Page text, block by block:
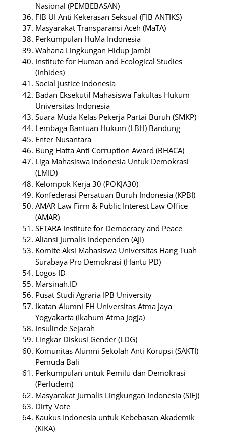
Nasional (PEMBEBASAN)
FIB UI Anti Kekerasan Seksual (FIB ANTIKS)
Masyarakat Transparansi Aceh (MaTA)
Perkumpulan HuMa Indonesia
Wahana Lingkungan Hidup Jambi
Institute for Human and Ecological Studies
(Inhides)
Social Justice Indonesia
Badan Eksekutif Mahasiswa Fakultas Hukum
Universitas Indonesia
Suara Muda Kelas Pekerja Partai Buruh (SMKP)
Lembaga Bantuan Hukum (LBH) Bandung
Enter Nusantara
Bung Hatta Anti Corruption Award (BHACA)
Liga Mahasiswa Indonesia Untuk Demokrasi
(LMID)
Kelompok Kerja 30 (POKJA30)
Konfederasi Persatuan Buruh Indonesia (KPBI)
AMAR Law Firm & Public Interest Law Office
(AMAR)
SETARA Institute for Democracy and Peace
Aliansi Jurnalis Independen (AJI)
Komite Aksi Mahasiswa Universitas Hang Tuah
Surabaya Pro Demokrasi (Hantu PD)
Logos ID
Marsinah.ID
Pusat Studi Agraria IPB University
Ikatan Alumni FH Universitas Atma Jaya
Yogyakarta (Ikahum Atma Jogja)
Insulinde Sejarah
Lingkar Diskusi Gender (LDG)
Komunitas Alumni Sekolah Anti Korupsi (SAKTI)
Pemuda Bali
Perkumpulan untuk Pemilu dan Demokrasi
(Perludem)
Masyarakat Jurnalis Lingkungan Indonesia (SIEJ)
Dirty Vote
Kaukus Indonesia untuk Kebebasan Akademik
(KIKA)